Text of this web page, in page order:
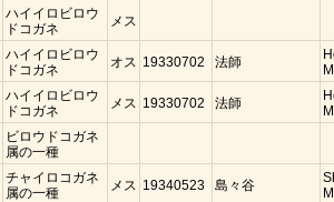
ハイイロビロウ
ドコガネ
メス
ハイイロビロウ
ドコガネ
オス 19330702 法師
ハイイロビロウ
ドコガネ
メス 19330702 法師
ビロウドコガネ
属の一種
チャイロコガネ
属の一種
メス 19340523 島々谷